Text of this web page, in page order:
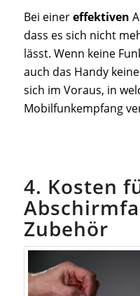
Bei einereffektiven
dass es sich nicht
lässt. Wenn keine
auch das Handy
sich im Voraus, in
Mobilfunkempfang
4. Kosten
Zubehör